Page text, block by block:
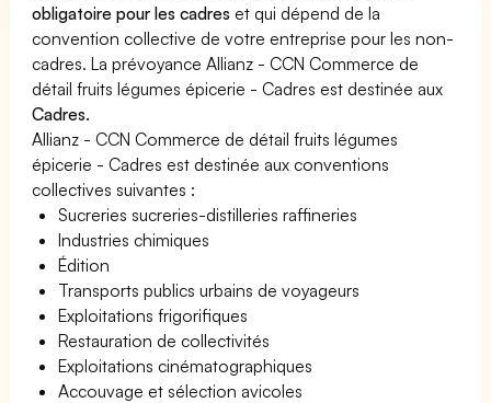
obligatoire pour les cadres et qui dépend de la
convention collective de votre entreprise pour les non-
cadres. La prévoyance Allianz - CCN Commerce de
détail fruits légumes épicerie - Cadres est destinée aux
Cadres.
Allianz - CCN Commerce de détail fruits légumes
épicerie - Cadres est destinée aux conventions
collectives suivantes :
Sucreries sucreries-distilleries raffineries
Industries chimiques
Édition
Transports publics urbains de voyageurs
Exploitations frigorifiques
Restauration de collectivités
Exploitations cinématographiques
Accouvage et sélection avicoles